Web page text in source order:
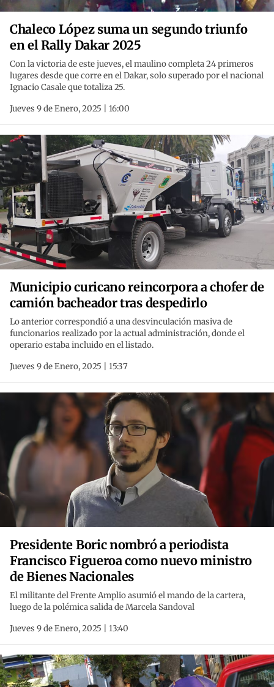
Chaleco López suma un segundo triunfo
en el Rally Dakar 2025
Con la victoria de este jueves, el maulino completa 24 primeros
lugares desde que corre en el Dakar, solo superado por el nacional
Ignacio Casale que totaliza 25.
Jueves 9 de Enero, 2025 | 16:00
Municipio curicano reincorpora a chofer de
camión bacheador tras despedirlo
Lo anterior correspondió a una desvinculación masiva de
funcionarios realizado por la actual administración, donde el
operario estaba incluido en el listado.
Jueves 9 de Enero, 2025 | 15:37
Presidente Boric nombró a periodista
Francisco Figueroa como nuevo ministro
de Bienes Nacionales
El militante del Frente Amplio asumió el mando de la cartera,
luego de la polémica salida de Marcela Sandoval
Jueves 9 de Enero, 2025 | 13:40